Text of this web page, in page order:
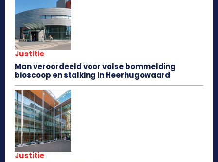
Justitie
Man veroordeeld voor valse bommelding
bioscoop en stalking in Heerhugowaard
Justitie